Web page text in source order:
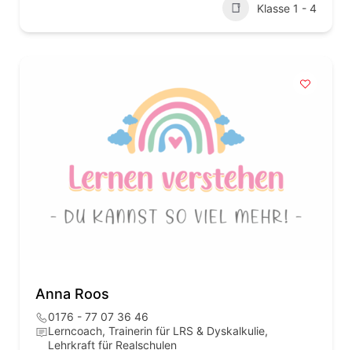
Klasse 1 - 4
Anna Roos
0176 - 77 07 36 46
Lerncoach, Trainerin für LRS & Dyskalkulie,
Lehrkraft für Realschulen